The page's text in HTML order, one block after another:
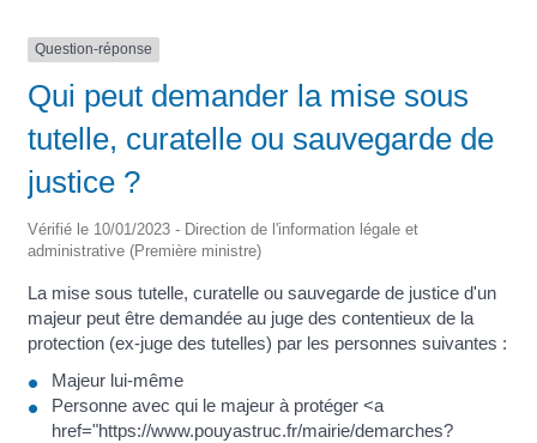
Question-réponse
Qui peut demander la mise sous
tutelle, curatelle ou sauvegarde de
justice ?
Vérifié le 10/01/2023 - Direction de l'information légale et
administrative (Première ministre)
La mise sous tutelle, curatelle ou sauvegarde de justice d'un
majeur peut être demandée au juge des contentieux de la
protection (ex-juge des tutelles) par les personnes suivantes :
Majeur lui-même
Personne avec qui le majeur à protéger <a
href="https://www.pouyastruc.fr/mairie/demarches?